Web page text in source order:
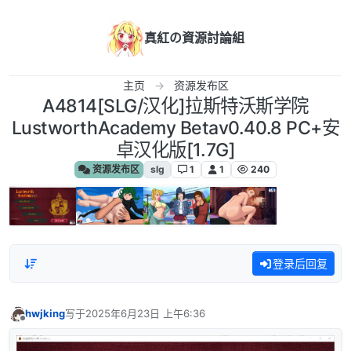
真紅の資源討論組
主页 资源发布区
A4814[SLG/汉化]拉斯特沃斯学院
LustworthAcademy Betav0.40.8 PC+安
卓汉化版[1.7G]
资源发布区 slg 1 1 240
登录后回复
hwjking写于2025年6月23日 上午6:36
最后由 编辑